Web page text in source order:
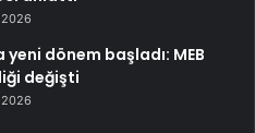
dönem başladı: MEB
değişti